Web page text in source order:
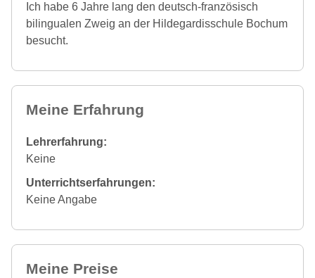
Ich habe 6 Jahre lang den deutsch-französisch
bilingualen Zweig an der Hildegardisschule Bochum
besucht.
Meine Erfahrung
Lehrerfahrung:
Keine
Unterrichtserfahrungen:
Keine Angabe
Meine Preise